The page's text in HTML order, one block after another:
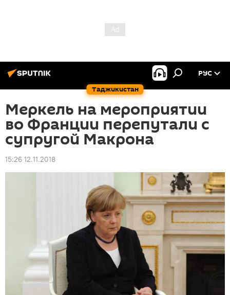
Таджикистан
РУС
Меркель на мероприятии
во Франции перепутали с
супругой Макрона
15:26 12.11.2018